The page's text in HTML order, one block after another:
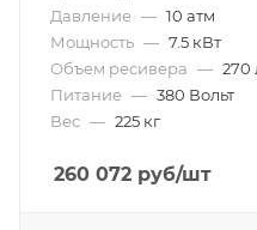
Давление — 10 атм
Мощность — 7.5 кВт
Объем ресивера — 270
Питание — 380 Вольт
Вес — 225 кг
260 072 руб/шт